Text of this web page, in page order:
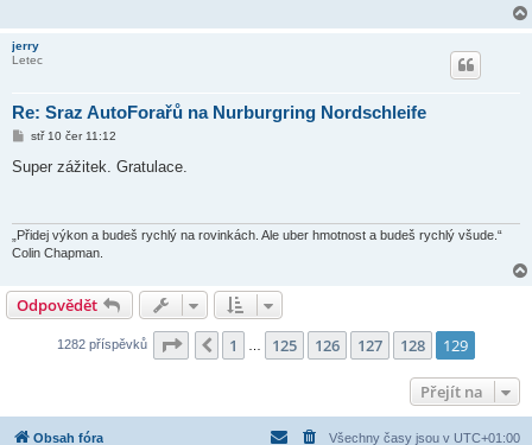
jerry
Letec
Re: Sraz AutoForařů na Nurburgring Nordschleife
P
í
s
e
k
stř 10 čer 11:12
Super zážitek. Gratulace.
„Přidej výkon a budeš rychlý na rovinkách. Ale uber hmotnost a budeš rychlý všude.“
Colin Chapman.
Odpovědět
1282 příspěvků Stránka 129 z129
Předchozí
1 125 126 127 128 129
Přejít na
Obsah fóra Všechny časy jsou v UTC+01:00